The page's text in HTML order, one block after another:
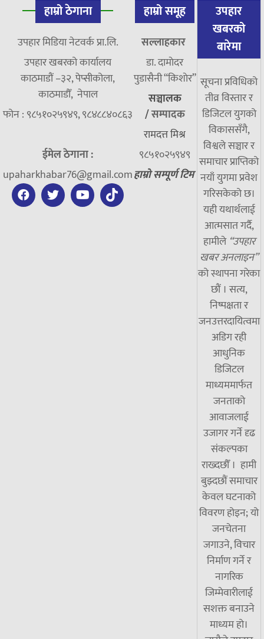
हाम्रो ठेगाना
उपहार मिडिया नेटवर्क प्रा.लि.
उपहार खबरको कार्यालय
काठमाडौं –३२, पेप्सीकोला,
काठमाडौँ, नेपाल
फोन : ९८५१०२५९४९, ९८४८८४०८६३
ईमेल ठेगाना :
upaharkhabar76@gmail.com
हाम्रो समूह
सल्लाहकार
डा. दामाेदर
पुडासैनी “किशाेर”
सञ्चालक
/सम्पादक
रामदत्त मिश्र
९८५१०२५९४९
हाम्रो सम्पूर्ण टिम
उपहार
खबरको
बारेमा
सूचना प्रविधिको
तीव्र विस्तार र
डिजिटल युगको
विकाससँगै,
विश्वले सञ्चार र
समाचार प्राप्तिको
नयाँ युगमा प्रवेश
गरिसकेको छ।
यही यथार्थलाई
आत्मसात गर्दै,
हामीले “उपहार
खबर अनलाइन”
को स्थापना गरेका
छौं । सत्य,
निष्पक्षता र
जनउत्तरदायित्वमा
अडिग रही
आधुनिक
डिजिटल
माध्यममार्फत
जनताको
आवाजलाई
उजागर गर्ने दृढ
संकल्पका
राख्दछौँ । हामी
बुझ्दछौं समाचार
केवल घटनाको
विवरण होइन; यो
जनचेतना
जगाउने, विचार
निर्माण गर्ने र
नागरिक
जिम्मेवारीलाई
सशक्त बनाउने
माध्यम हो।